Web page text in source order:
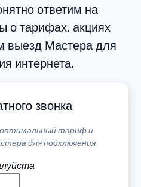
ответим на
о тарифах, акциях
выезд Мастера для
интернета.
звонка
тариф и
для подключения